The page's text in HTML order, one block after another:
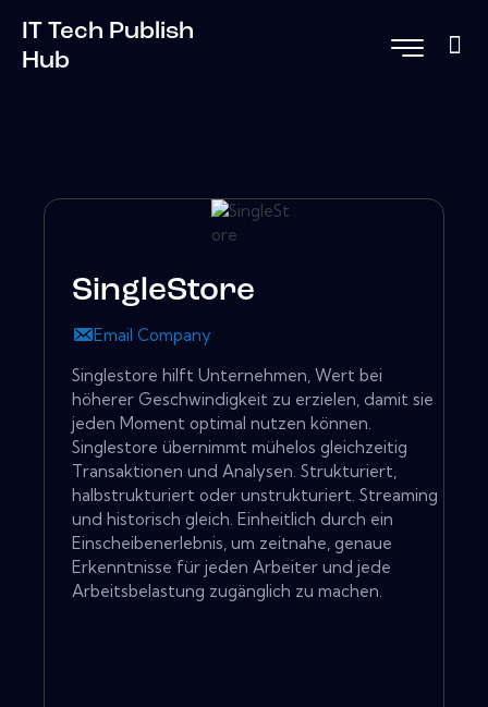
IT Tech Publish
Hub
SingleStore
Email Company
Singlestore hilft Unternehmen, Wert bei
höherer Geschwindigkeit zu erzielen, damit sie
jeden Moment optimal nutzen können.
Singlestore übernimmt mühelos gleichzeitig
Transaktionen und Analysen. Strukturiert,
halbstrukturiert oder unstrukturiert. Streaming
und historisch gleich. Einheitlich durch ein
Einscheibenerlebnis, um zeitnahe, genaue
Erkenntnisse für jeden Arbeiter und jede
Arbeitsbelastung zugänglich zu machen.